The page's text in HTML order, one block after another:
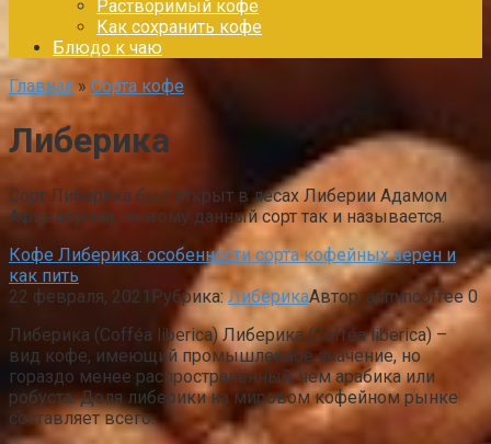
Растворимый кофе
Как сохранить кофе
Блюдо к чаю
Главная » Сорта кофе
Либерика
Сорт Либерика был открыт в лесах Либерии Адамом
Афцелиусом, поэтому данный сорт так и называется.
Кофе Либерика: особенности сорта кофейных зерен и
как пить
22 февраля, 2021 Рубрика: ЛиберикаАвтор: admincoffee 0
Либерика (Cofféa liberica) Либерика (Cofféa liberica) –
вид кофе, имеющий промышленное значение, но
гораздо менее распространённый, чем арабика или
робуста. Доля либерики на мировом кофейном рынке
составляет всего…